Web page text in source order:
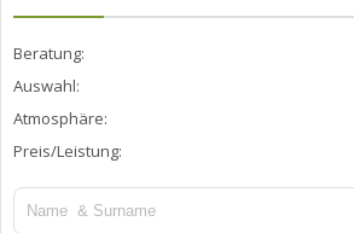
Beratung:
Auswahl:
Atmosphäre:
Preis/Leistung: